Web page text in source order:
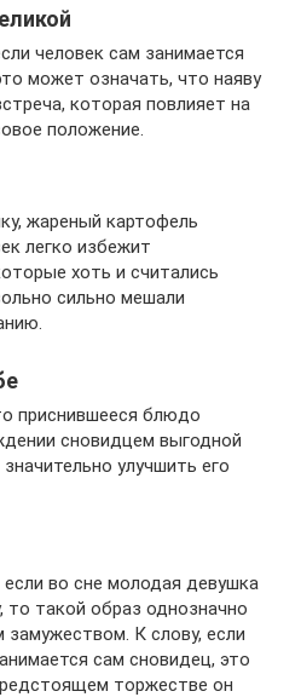
человек сам занимается
может означать, что наяву
которая повлияет на
положение.
жареный картофель
легко избежит
хоть и считались
сильно мешали
приснившееся блюдо
сновидцем выгодной
улучшить его
во сне молодая девушка
такой образ однозначно
К слову, если
сам сновидец, это
торжестве он